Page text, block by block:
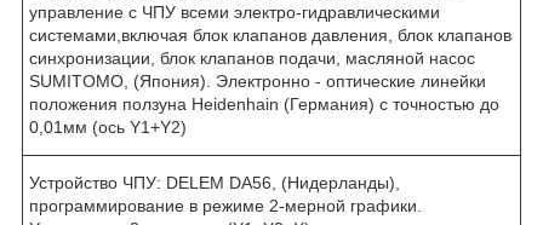
управление с ЧПУ всеми электро-гидравлическими
системами,включая блок клапанов давления, блок клапанов
синхронизации, блок клапанов подачи, масляной насос
SUMITOMO, (Япония). Электронно - оптические линейки
положения ползуна Heidenhain (Германия) с точностью до
0,01мм (ось Y1+Y2)
Устройство ЧПУ: DELEM DA56, (Нидерланды),
программирование в режиме 2-мерной графики.